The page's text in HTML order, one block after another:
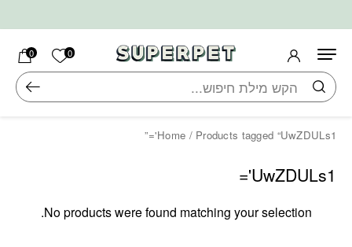
0 הרשימה
0
חיפוש
Home / Products tagged “UwZDULs1'=”
UwZDULs1'=
No products were found matching your selection.